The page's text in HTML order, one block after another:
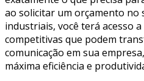
ao solicitar um orçamento no
industriais, você terá acesso
competitivas que podem
comunicação em sua
máxima eficiência e